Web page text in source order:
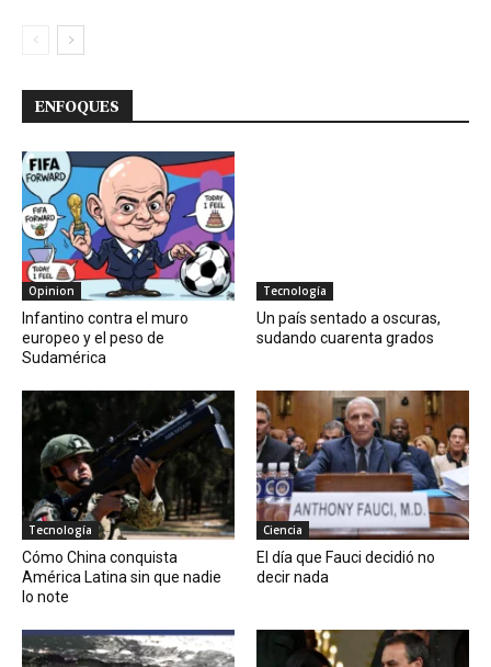
ENFOQUES
Opinion
Infantino contra el muro
europeo y el peso de
Sudamérica
Tecnología
Un país sentado a oscuras,
sudando cuarenta grados
Tecnología
Cómo China conquista
América Latina sin que nadie
lo note
Ciencia
El día que Fauci decidió no
decir nada